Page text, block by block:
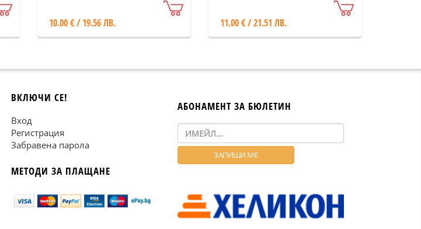
10.00 € / 19.56 ЛВ. 11.00 € / 21.51 ЛВ.
ВКЛЮЧИ СЕ!
Вход
Регистрация
Забравена парола
МЕТОДИ ЗА ПЛАЩАНЕ
АБОНАМЕНТ ЗА БЮЛЕТИН